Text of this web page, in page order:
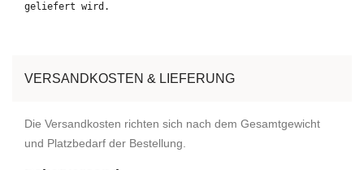
geliefert wird.
VERSANDKOSTEN & LIEFERUNG
Die Versandkosten richten sich nach dem Gesamtgewicht
und Platzbedarf der Bestellung.